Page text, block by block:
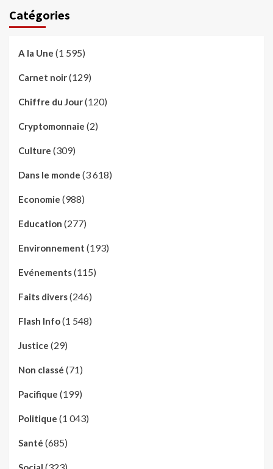
Catégories
A la Une (1 595)
Carnet noir(129)
Chiffre du Jour(120)
Cryptomonnaie (2)
Culture (309)
Dans le monde (3 618)
Economie (988)
Education (277)
Environnement (193)
Evénements(115)
Faits divers(246)
Flash Info(1 548)
Justice (29)
Non classé (71)
Pacifique (199)
Politique (1 043)
Santé (685)